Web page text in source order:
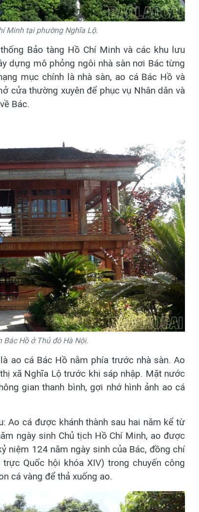
Minh tại phường Nghĩa Lộ.
Bảo tàng Hồ Chí Minh và các khu lưu
dựng mô phỏng ngôi nhà sàn nơi Bác từng
mục chính là nhà sàn, ao cá Bác Hồ và
cửa thường xuyên để phục vụ Nhân dân và
Bác.
Hồ ở Thủ đô Hà Nội.
ao cá Bác Hồ nằm phía trước nhà sàn. Ao
xã Nghĩa Lộ trước khi sáp nhập. Mặt nước
gian thanh bình, gợi nhớ hình ảnh ao cá
Ao cá được khánh thành sau hai năm kể từ
ngày sinh Chủ tịch Hồ Chí Minh, ao được
niệm 124 năm ngày sinh của Bác, đồng chí
Quốc hội khóa XIV) trong chuyến công
cá vàng để thả xuống ao.